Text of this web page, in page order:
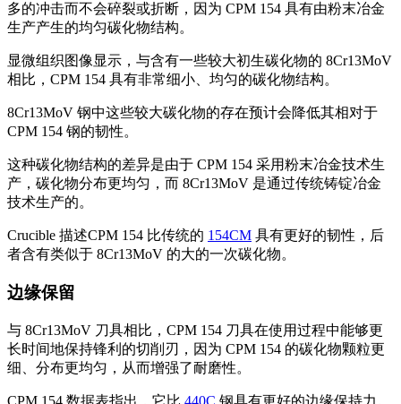
多的冲击而不会碎裂或折断，因为 CPM 154 具有由粉末冶金
生产产生的均匀碳化物结构。
显微组织图像显示，与含有一些较大初生碳化物的 8Cr13MoV
相比，CPM 154 具有非常细小、均匀的碳化物结构。
8Cr13MoV 钢中这些较大碳化物的存在预计会降低其相对于
CPM 154 钢的韧性。
这种碳化物结构的差异是由于 CPM 154 采用粉末冶金技术生
产，碳化物分布更均匀，而 8Cr13MoV 是通过传统铸锭冶金
技术生产的。
Crucible 描述CPM 154 比传统的 154CM 具有更好的韧性，后
者含有类似于 8Cr13MoV 的大的一次碳化物。
边缘保留
与 8Cr13MoV 刀具相比，CPM 154 刀具在使用过程中能够更
长时间地保持锋利的切削刃，因为 CPM 154 的碳化物颗粒更
细、分布更均匀，从而增强了耐磨性。
CPM 154 数据表指出，它比 440C 钢具有更好的边缘保持力。